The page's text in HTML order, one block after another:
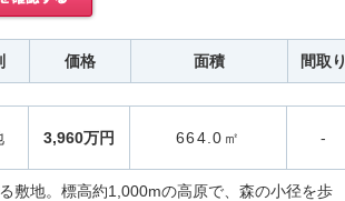
価格 面積 間取り
3,960万円 664.0㎡ -
敷地。標高約1,000mの高原で、森の小径を歩